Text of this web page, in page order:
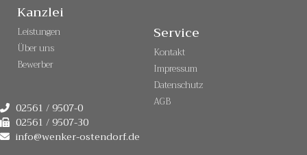
Kanzlei
Leistungen
Über uns
Bewerber
Service
Kontakt
Impressum
Datenschutz
AGB
02561 / 9507-0
02561 / 9507-30
info@wenker-ostendorf.de